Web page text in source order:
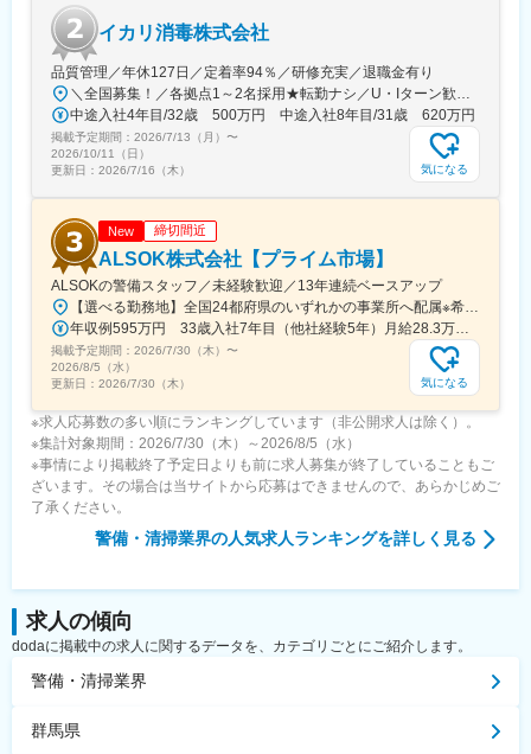
鹿児島駅前駅、さくら夙川駅、芦屋川駅、久寿川駅、宝塚南口
駅、山陽姫路駅、西代駅、山陽明石駅、ハーバーランド駅、三宮
駅(神戸新交通)、ハーブ園山麓駅、江吉良駅、新羽島駅、名鉄岐阜
駅、鵜沼駅、京成千葉駅、市川真間駅、栗林駅、狸小路駅、山頂
駅(千光寺山)、熊本駅前駅、新水前寺駅前駅、上熊本駅、新宿三丁
目駅、新宿駅(東京メトロ)、都電雑司ケ谷駅、東京駅、高輪ゲート
ウェイ駅、馬喰横山駅、京成関屋駅、築地市場駅、神田駅(東京
都)、立川南駅、新代田駅、稲荷町駅(東京都)、向原駅(東京都)、蓮
沼駅、銀座駅、水道橋駅、芝公園駅、北参道駅、高島町駅、武蔵
溝ノ口駅、馬車道駅、海老江駅、長堀橋駅、なんば駅(南海線)、Ｊ
Ｒ難波駅、大阪城北詰駅、動物園前駅、大阪駅、谷町四丁目駅、
四ツ橋駅、北天下茶屋駅、北浜駅(大阪府)、名鉄名古屋駅、駅前
駅、栄駅(愛知県)、西一宮駅、ナゴヤドーム前矢田駅、熱田神宮西
駅、西川緑道公園駅、第一通り駅、志井駅(北九州高速鉄道)、西小
倉駅、西黒崎駅、東寺駅、四宮駅、五条駅(京都市営)、京都河原町
駅、櫛田神社前駅、天神駅、水族館口駅、北１２条駅、大通駅、
芦屋駅(阪神線)、鳴尾・武庫川女子大前駅、駒ケ林駅、高速神戸
駅、神戸三宮駅(阪神)、風の丘中間駅、犬山遊園駅、新千葉駅、今
橋駅、片原町駅(香川県)、資生館小学校前駅、二本木口駅、味噌天
神前駅、県立体育館前駅
崎駅、山梨市駅、韮崎駅、酒折駅、東比恵駅、博多駅、西鉄福岡
駅、中洲川端駅、北長岡駅、越後湯沢駅、浦佐駅、燕三条駅、浜
の宮駅、加古川駅、桜島桟橋通駅、鹿児島駅、札幌駅、さっぽろ
駅、旭川四条駅、深川駅、三郷駅(埼玉県)、東新潟駅、新潟駅、亀
田駅、新津駅、豊栄駅、内野駅、西宮駅、西宮北口駅、芦屋駅(東
海道本線)、甲子園駅、仁川駅、宝塚駅、姫路駅、新長田駅、明石
駅、尼崎駅(東海道本線)、神戸駅(兵庫県)、三ノ宮駅、新神戸駅、
羽島市役所前駅、岐阜羽島駅、岐阜駅、大垣駅、穂積駅、西岐阜
駅、偕楽園駅、研究学園駅、牛久駅、水戸駅、取手駅、守谷駅、
つくば駅、土浦駅、工機前駅、日立駅、白山駅(新潟県)、すすきの
駅、北２４条駅、北広島駅、東尾道駅、福山駅、尾道駅、松永
駅、備後赤坂駅、市立体育館前駅、熊本駅、新水前寺駅、上熊本
駅(路面電車)、新越谷駅、北与野駅、上熊谷駅、川越市駅、南新宿
駅、新宿西口駅、神泉駅、東池袋駅、麹町駅、二重橋前駅、秋津
駅、北品川駅、東日本橋駅、金町駅(東京都)、牛田駅(東京都)、府
中本町駅、新橋駅、岩本町駅、西早稲田駅、立川北駅、池ノ上
八幡駅、大崎広小路駅、有楽町駅、大門駅(東京都)、千川駅、代田
橋駅、新高島駅、川崎駅、新丸子駅、登戸駅、日本大通り駅、高
津駅(神奈川県)、京急鶴見駅、緑町駅、海老名駅(相鉄・小田急)、
西中島南方駅、大阪梅田駅(阪急線)、大阪阿部野橋駅、野田阪神
駅、大阪ビジネスパーク駅、本町駅、大阪梅田駅(阪神線)、近鉄日
本橋駅、なんば駅(地下鉄)、高槻市駅、松屋町駅、西長堀駅、岸里
駅、大江橋駅、谷町九丁目駅、宮之阪駅、なにわ橋駅、渡辺橋
知県)、新豊橋駅、上前津駅、名鉄一宮駅、小田井駅、森下駅(愛知
県)、熱田駅、新豊田駅、中村公園駅、岡山駅前駅、自動車学校前
駅、新浜松駅、遠州病院駅、志井公園駅、平和通駅、黒崎駅前
駅、くいな橋駅、九条駅(京都府)、山科駅、四条駅(京都市営)、曽
根田駅、中浜駅、祇園駅(福岡県)、天神南駅、呉服町駅(福岡県)、
駅(神戸新交通)、ハーブ園山麓駅、江吉良駅、新羽島駅、名鉄岐阜
イカリ消毒株式会社
品質管理／年休127日／定着率94％／研修充実／退職金有り
中途入社4年目/32歳 500万円 中途入社8年目/31歳 620万円
掲載予定期間： 2026/7/13（月） 〜
2026/10/11（日）
更新日： 2026/7/16（木） 気になる
New 締切間近
ALSOK株式会社【プライム市場】
ALSOKの警備スタッフ／未経験歓迎／13年連続ベースアップ
掲載予定期間： 2026/7/30（木） 〜
2026/8/5（水）
更新日： 2026/7/30（木） 気になる
※求人応募数の多い順にランキングしています（非公開求人は除く）。
※集計対象期間：2026/7/30（木）～2026/8/5（水）
※事情により掲載終了予定日よりも前に求人募集が終了していることもご
ざいます。その場合は当サイトから応募はできませんので、あらかじめご
了承ください。
警備・清掃業界の人気求人ランキングを詳しく見る
求人の傾向
dodaに掲載中の求人に関するデータを、カテゴリごとにご紹介します。
警備・清掃業界
群馬県